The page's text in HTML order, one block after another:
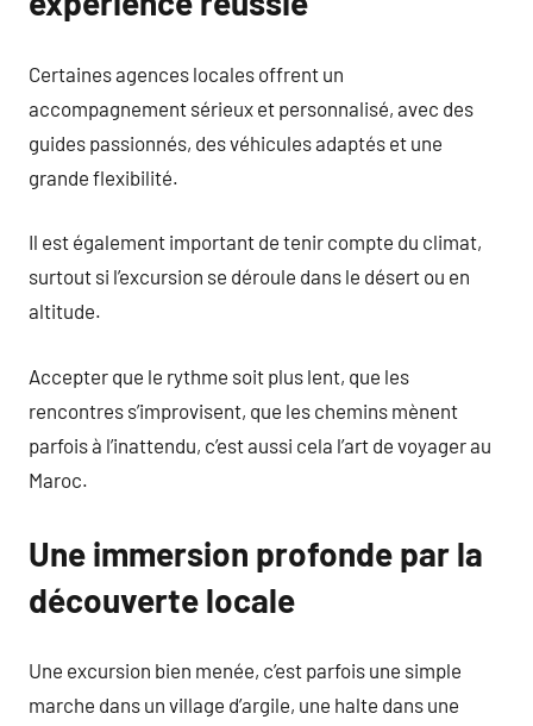
Certaines agences locales offrent un
accompagnement sérieux et personnalisé, avec des
guides passionnés, des véhicules adaptés et une
grande flexibilité.
Il est également important de tenir compte du climat,
surtout si l’excursion se déroule dans le désert ou en
altitude.
Accepter que le rythme soit plus lent, que les
rencontres s’improvisent, que les chemins mènent
parfois à l’inattendu, c’est aussi cela l’art de voyager au
Maroc.
Une immersion profonde par la
découverte locale
Une excursion bien menée, c’est parfois une simple
marche dans un village d’argile, une halte dans une